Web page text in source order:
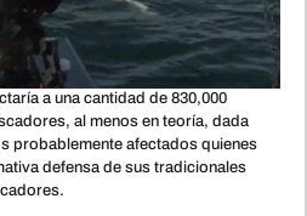
a una cantidad de 830,000
al menos en teoría, dada
probablemente afectados quienes
defensa de sus tradicionales